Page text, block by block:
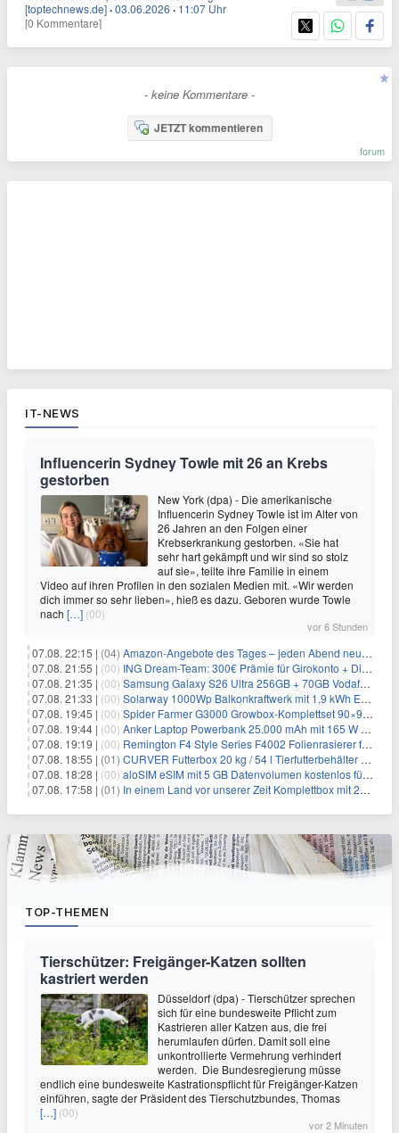
[toptechnews.de] ·03.06.2026 · 11:07 Uhr
[0 Kommentare]
- keine Kommentare -
JETZT kommentieren
forum
IT-NEWS
Influencerin Sydney Towle mit 26 an Krebs
gestorben
New York (dpa) - Die amerikanische
Influencerin Sydney Towle ist im Alter von
26 Jahren an den Folgen einer
Krebserkrankung gestorben. «Sie hat
sehr hart gekämpft und wir sind so stolz
auf sie», teilte ihre Familie in einem
Video auf ihren Profilen in den sozialen Medien mit. «Wir werden
dich immer so sehr lieben», hieß es dazu. Geboren wurde Towle
nach […] (00)
vor 6 Stunden
07.08. 22:15 | (04) Amazon-Angebote des Tages – jeden Abend neue Deals zum Stöbern
07.08. 21:55 | (00) ING Dream-Team: 300€ Prämie für Girokonto + Direkt-Depot
07.08. 21:35 | (00) Samsung Galaxy S26 Ultra 256GB + 70GB Vodafone-Netz für 34,99€/Monat (effektiv 4,74€/Monat)
07.08. 21:33 | (00) Solarway 1000Wp Balkonkraftwerk mit 1,9 kWh EcoFlow-Speicher für 719€ + 30€ Filial-Gutschein
07.08. 19:45 | (00) Spider Farmer G3000 Growbox-Komplettset 90×90×180 cm für 379,99€
07.08. 19:44 | (00) Anker Laptop Powerbank 25.000 mAh mit 165 W refurbished für 58,39€
07.08. 19:19 | (00) Remington F4 Style Series F4002 Folienrasierer für 18,99€
07.08. 18:55 | (01) CURVER Futterbox 20 kg / 54 l Tierfutterbehälter mit Rollen für 19,99€
07.08. 18:28 | (00) aloSIM eSIM mit 5 GB Datenvolumen kostenlos für Windscribe-Pro-Nutzer
07.08. 17:58 | (01) In einem Land vor unserer Zeit Komplettbox mit 27 DVDs für 59,49€
TOP-THEMEN
Tierschützer: Freigänger-Katzen sollten
kastriert werden
Düsseldorf (dpa) - Tierschützer sprechen
sich für eine bundesweite Pflicht zum
Kastrieren aller Katzen aus, die frei
herumlaufen dürfen. Damit soll eine
unkontrollierte Vermehrung verhindert
werden. Die Bundesregierung müsse
endlich eine bundesweite Kastrationspflicht für Freigänger-Katzen
einführen, sagte der Präsident des Tierschutzbundes, Thomas
[…] (00)
vor 2 Minuten